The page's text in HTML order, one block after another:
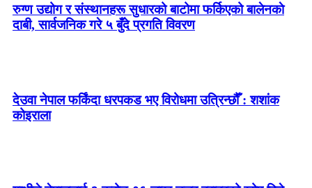
रुग्ण उद्योग र संस्थानहरू सुधारको बाटोमा फर्किएको बालेनकाे
दाबी, सार्वजनिक गरे ५ बुँदे प्रगति विवरण
देउवा नेपाल फर्किंदा धरपकड भए विरोधमा उत्रिन्छौँ : शशांक
कोइराला